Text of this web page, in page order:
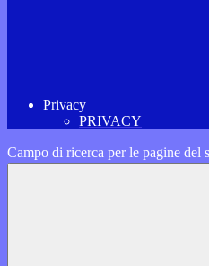
Privacy
PRIVACY
Campo di ricerca per le pagine del